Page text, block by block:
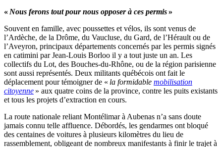
« Nous ferons tout pour nous opposer à ces permis»
Souvent en famille, avec poussettes et vélos, ils sont venus de
l’Ardèche, de la Drôme, du Vaucluse, du Gard, de l’Hérault ou de
l’Aveyron, principaux départements concernés par les permis signés
en catimini par Jean-Louis Borloo il y a tout juste un an. Les
collectifs du Lot, des Bouches-du-Rhône, ou de la région parisienne
sont aussi représentés. Deux militants québécois ont fait le
déplacement pour témoigner de « la formidable mobilisation
citoyenne » aux quatre coins de la province, contre les puits existants
et tous les projets d’extraction en cours.
La route nationale reliant Montélimar à Aubenas n’a sans doute
jamais connu telle affluence. Débordés, les gendarmes ont bloqué
des centaines de voitures à plusieurs kilomètres du lieu de
rassemblement, obligeant de nombreux manifestants à finir le trajet à